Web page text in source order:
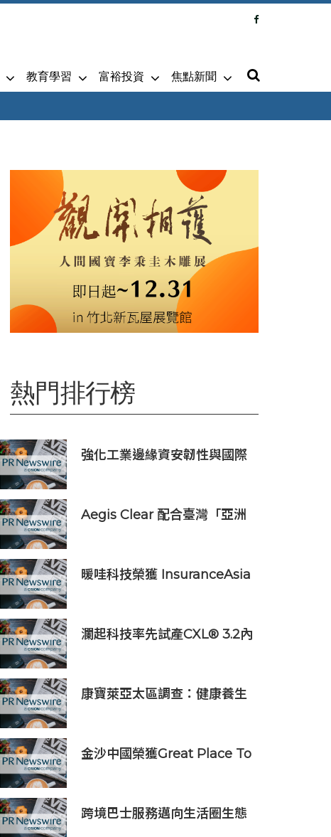
教育學習 富裕投資 焦點新聞
熱門排行榜
強化工業邊緣資安韌性與國際
62443-4-2 Security Level 2
工控網路安全證書
Aegis Clear 配合臺灣「亞洲
暖哇科技榮獲 InsuranceAsia
瀾起科技率先試產CXL® 3.2內
康寶萊亞太區調查：健康養生
金沙中國榮獲Great Place To
跨境巴士服務邁向生活圈生態